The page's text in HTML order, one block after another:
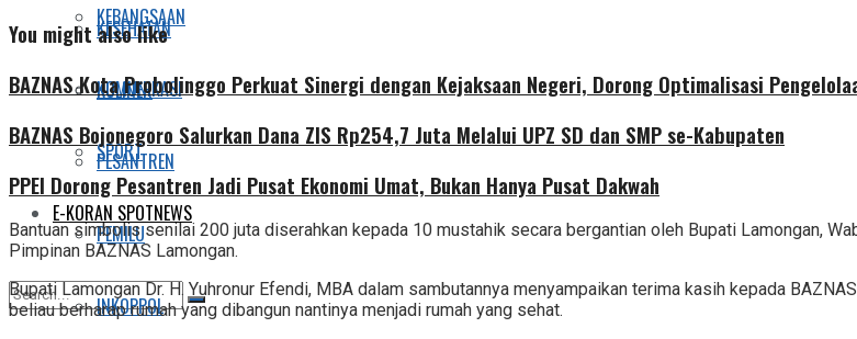
KESEHATAN
KULINER
SPORT
E-KORAN SPOTNEWS
KEBANGSAAN
KOMUNIKASI
PESANTREN
PEMILU
INKOPPOL
You might also like
BAZNAS Kota Probolinggo Perkuat Sinergi dengan Kejaksaan Negeri, Dorong Optimalisasi
BAZNAS Bojonegoro Salurkan Dana ZIS Rp254,7 Juta Melalui UPZ SD dan SMP se-Kabupaten
PPEI Dorong Pesantren Jadi Pusat Ekonomi Umat, Bukan Hanya Pusat Dakwah
Bantuan simbolis senilai 200 juta diserahkan kepada 10 mustahik secara bergantian oleh Bupati Lamongan,
Pimpinan BAZNAS Lamongan.
Bupati Lamongan Dr. H. Yuhronur Efendi, MBA dalam sambutannya menyampaikan terima kasih kepada
beliau berharap rumah yang dibangun nantinya menjadi rumah yang sehat.